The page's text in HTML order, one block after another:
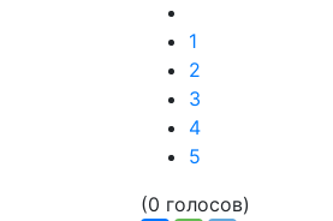
1
2
3
4
5
(0 голосов)